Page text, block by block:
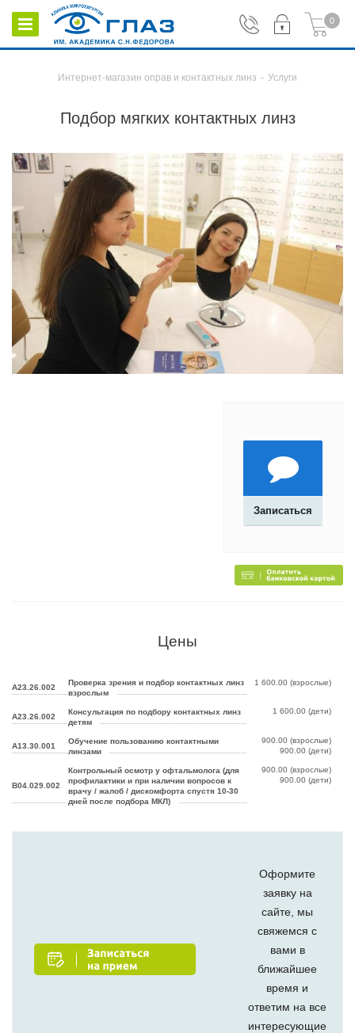
0
Интернет-магазин оправ и контактных линз - Услуги
Подбор мягких контактных линз
Записаться
Цены
А23.26.002
Проверка зрения и подбор контактных линз
взрослым
1 600.00 (взрослые)
А23.26.002
Консультация по подбору контактных линз
детям
1 600.00 (дети)
А13.30.001
Обучение пользованию контактными
линзами
900.00 (взрослые)
900.00 (дети)
В04.029.002
Контрольный осмотр у офтальмолога (для
профилактики и при наличии вопросов к
врачу / жалоб / дискомфорта спустя 10-30
дней после подбора МКЛ)
900.00 (взрослые)
900.00 (дети)
Оформите
заявку на
сайте, мы
свяжемся с
вами в
ближайшее
время и
ответим на все
интересующие